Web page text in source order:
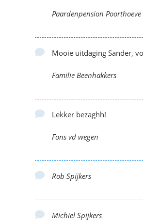
Paardenpension Poorthoeve
Mooie uitdaging Sander,
Familie Beenhakkers
Lekker bezaghh!
Fons vd wegen
Rob Spijkers
Michiel Spijkers